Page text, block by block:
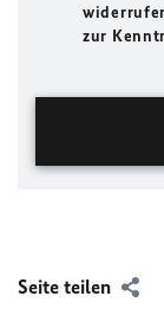
zur
Seite teilen